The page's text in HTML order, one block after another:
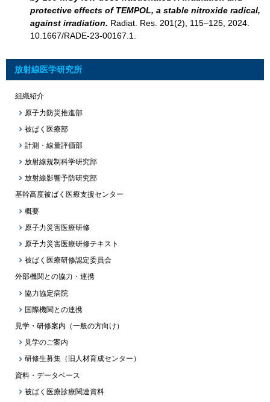
protective effects of TEMPOL, a stable nitroxide radical,
against irradiation. Radiat. Res. 201(2), 115–125, 2024.
10.1667/RADE-23-00167.1.
放射線医学研究所
組織紹介
原子力防災推進部
被ばく医療部
計測・線量評価部
放射線規制科学研究部
放射線影響予防研究部
基幹高度被ばく医療支援センター
概要
原子力災害医療研修
原子力災害医療研修テキスト
被ばく医療研修認定委員会
外部機関との協力・連携
協力協定病院
国際機関との連携
見学・研修案内（一般の方向け）
見学のご案内
研修生募集（旧人材育成センター）
資料・データベース
被ばく医療診療関連資料